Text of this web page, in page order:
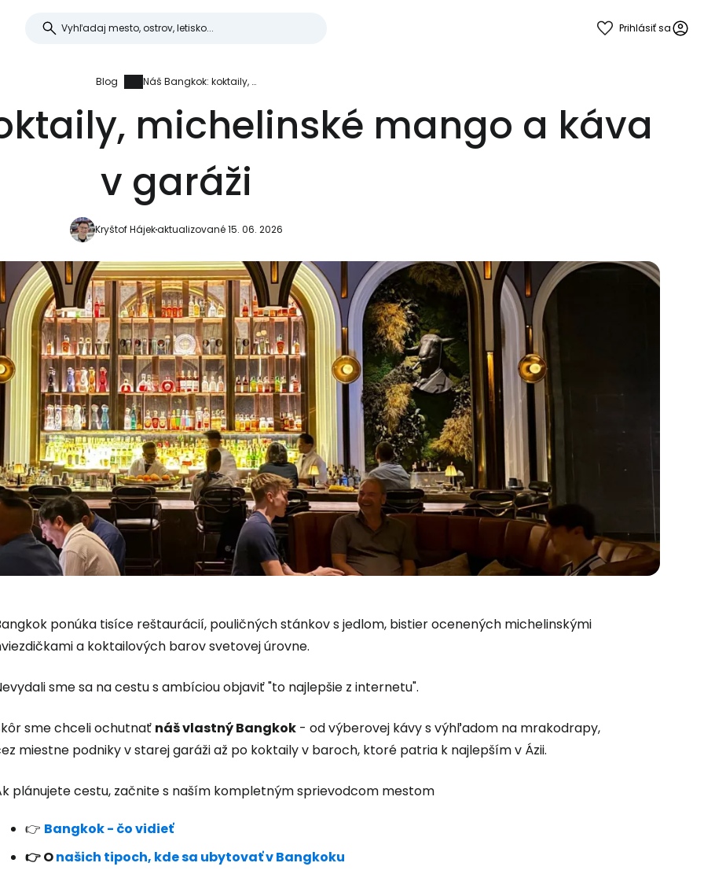
Prihlásiť sa
Blog Náš Bangkok: koktaily, michelinské mango a káva v garáži
michelinské mango a káva
v garáži
Kryštof Hájekaktualizované 15. 06. 2026
ponúka tisíce reštaurácií, pouličných stánkov s jedlom, bistier ocenených michelinskými
a koktailových barov svetovej úrovne.
sme sa na cestu s ambíciou objaviť "to najlepšie z internetu".
sme chceli ochutnať náš vlastný Bangkok - od výberovej kávy s výhľadom na mrakodrapy,
miestne podniky v starej garáži až po koktaily v baroch, ktoré patria k najlepším v Ázii.
plánujete cestu, začnite s naším kompletným sprievodcom mestom
👉 Bangkok - čo vidieť
👉 Onašich tipoch, kde sa ubytovať v Bangkoku